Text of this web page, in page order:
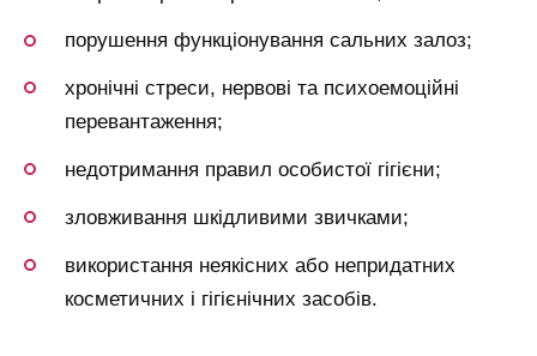
порушення функціонування сальних залоз;
хронічні стреси, нервові та психоемоційні
перевантаження;
недотримання правил особистої гігієни;
зловживання шкідливими звичками;
використання неякісних або непридатних
косметичних і гігієнічних засобів.